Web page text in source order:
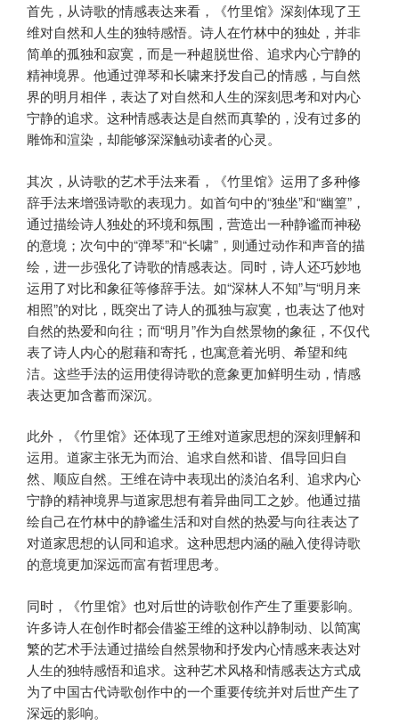
首先，从诗歌的情感表达来看，《竹里馆》深刻体现了王
维对自然和人生的独特感悟。诗人在竹林中的独处，并非
简单的孤独和寂寞，而是一种超脱世俗、追求内心宁静的
精神境界。他通过弹琴和长啸来抒发自己的情感，与自然
界的明月相伴，表达了对自然和人生的深刻思考和对内心
宁静的追求。这种情感表达是自然而真挚的，没有过多的
雕饰和渲染，却能够深深触动读者的心灵。
其次，从诗歌的艺术手法来看，《竹里馆》运用了多种修
辞手法来增强诗歌的表现力。如首句中的“独坐”和“幽篁”，
通过描绘诗人独处的环境和氛围，营造出一种静谧而神秘
的意境；次句中的“弹琴”和“长啸”，则通过动作和声音的描
绘，进一步强化了诗歌的情感表达。同时，诗人还巧妙地
运用了对比和象征等修辞手法。如“深林人不知”与“明月来
相照”的对比，既突出了诗人的孤独与寂寞，也表达了他对
自然的热爱和向往；而“明月”作为自然景物的象征，不仅代
表了诗人内心的慰藉和寄托，也寓意着光明、希望和纯
洁。这些手法的运用使得诗歌的意象更加鲜明生动，情感
表达更加含蓄而深沉。
此外，《竹里馆》还体现了王维对道家思想的深刻理解和
运用。道家主张无为而治、追求自然和谐、倡导回归自
然、顺应自然。王维在诗中表现出的淡泊名利、追求内心
宁静的精神境界与道家思想有着异曲同工之妙。他通过描
绘自己在竹林中的静谧生活和对自然的热爱与向往表达了
对道家思想的认同和追求。这种思想内涵的融入使得诗歌
的意境更加深远而富有哲理思考。
同时，《竹里馆》也对后世的诗歌创作产生了重要影响。
许多诗人在创作时都会借鉴王维的这种以静制动、以简寓
繁的艺术手法通过描绘自然景物和抒发内心情感来表达对
人生的独特感悟和追求。这种艺术风格和情感表达方式成
为了中国古代诗歌创作中的一个重要传统并对后世产生了
深远的影响。